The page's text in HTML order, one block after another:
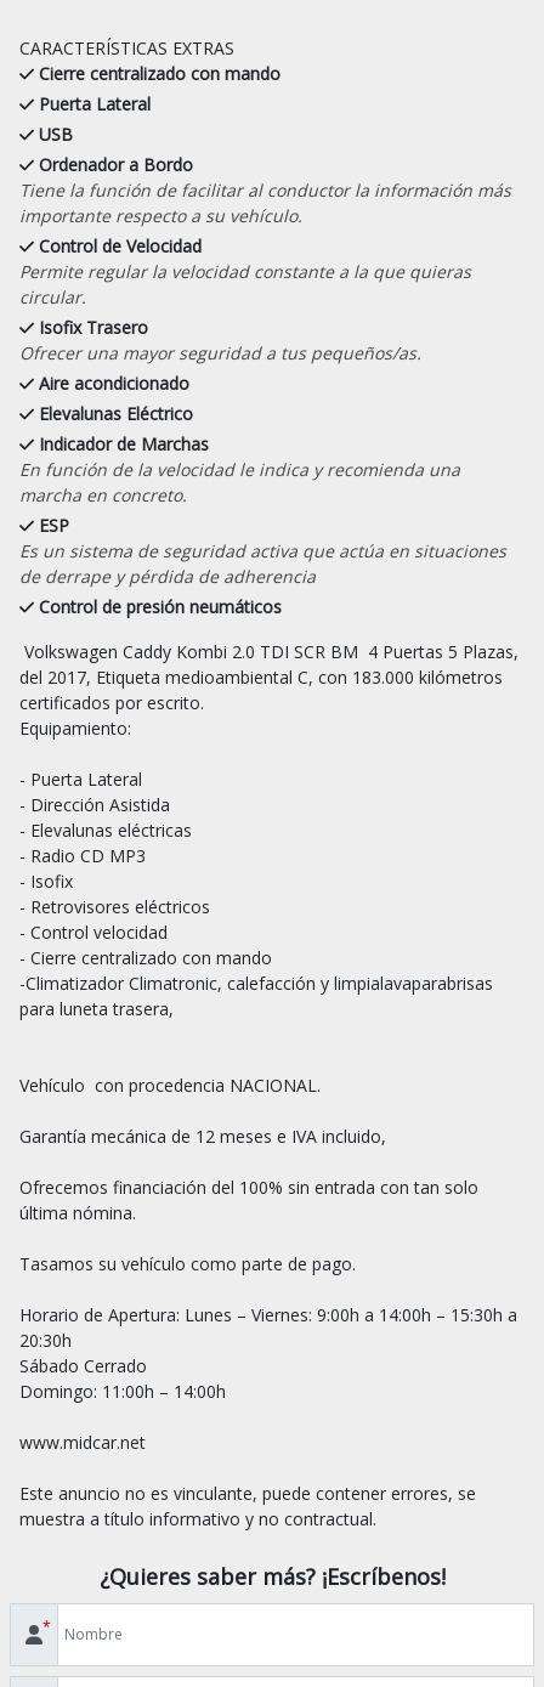
CARACTERÍSTICAS EXTRAS
Cierre centralizado con mando
Puerta Lateral
USB
Ordenador a Bordo
Tiene la función de facilitar al conductor la información más
importante respecto a su vehículo.
Control de Velocidad
Permite regular la velocidad constante a la que quieras
circular.
Isofix Trasero
Ofrecer una mayor seguridad a tus pequeños/as.
Aire acondicionado
Elevalunas Eléctrico
Indicador de Marchas
En función de la velocidad le indica y recomienda una
marcha en concreto.
ESP
Es un sistema de seguridad activa que actúa en situaciones
de derrape y pérdida de adherencia
Control de presión neumáticos
del 2017, Etiqueta medioambiental C, con 183.000 kilómetros
certificados por escrito.
Equipamiento:
- Puerta Lateral
- Dirección Asistida
- Elevalunas eléctricas
- Radio CD MP3
- Isofix
- Retrovisores eléctricos
- Control velocidad
- Cierre centralizado con mando
-Climatizador Climatronic, calefacción y limpialavaparabrisas
para luneta trasera,
Vehículo  con procedencia NACIONAL.
Garantía mecánica de 12 meses e IVA incluido,
Ofrecemos financiación del 100% sin entrada con tan solo
última nómina.
Tasamos su vehículo como parte de pago.
Horario de Apertura: Lunes – Viernes: 9:00h a 14:00h – 15:30h a
20:30h
Sábado Cerrado
Domingo: 11:00h – 14:00h
www.midcar.net
Este anuncio no es vinculante, puede contener errores, se
¿Quieres saber más? ¡Escríbenos!
*